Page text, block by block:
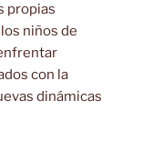
propias
niños de
con la
dinámicas